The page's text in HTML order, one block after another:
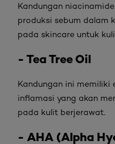
Kandungan
produksi sebum dalam
pada skincare untuk
- Tea Tree Oil
Kandungan ini
inflamasi yang akan
pada kulit berjerawat.
- AHA (Alpha